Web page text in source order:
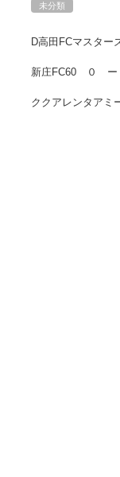
未分類
D高田FCマスタ
新庄FC60 ０ ー
ククアレンタア